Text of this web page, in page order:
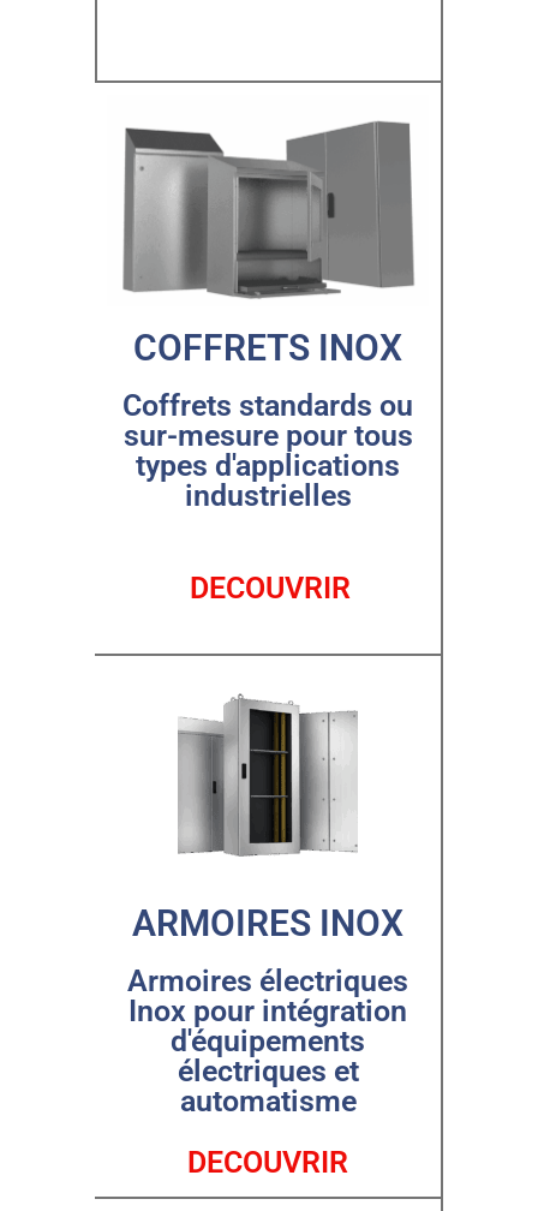
COFFRETS INOX
Coffrets standards ou
sur-mesure pour tous
types d'applications
industrielles
DECOUVRIR
ARMOIRES INOX
Armoires électriques
Inox pour intégration
d'équipements
électriques et
automatisme
DECOUVRIR